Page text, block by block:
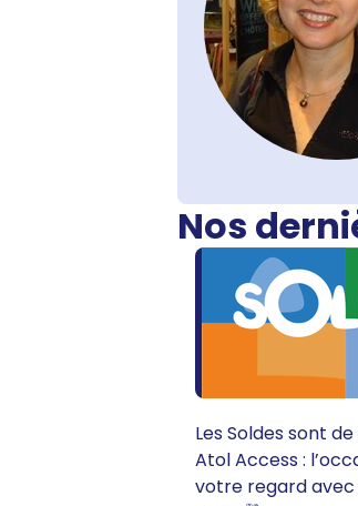
Nos
Les Soldes sont
Atol Access :
votre regard